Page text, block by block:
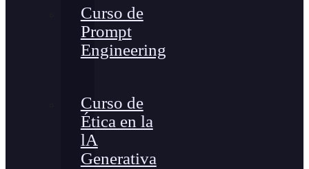
Curso de
Prompt
Engineering
Curso de
Ética en la
lA
Generativa